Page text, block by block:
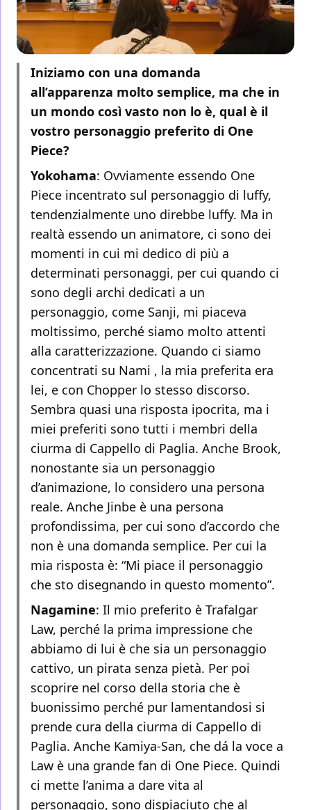
Iniziamo con una domanda
all’apparenza molto semplice, ma che in
un mondo così vasto non lo è, qual è il
vostro personaggio preferito di One
Piece?
Yokohama: Ovviamente essendo One
Piece incentrato sul personaggio di luffy,
tendenzialmente uno direbbe luffy. Ma in
realtà essendo un animatore, ci sono dei
momenti in cui mi dedico di più a
determinati personaggi, per cui quando ci
sono degli archi dedicati a un
personaggio, come Sanji, mi piaceva
moltissimo, perché siamo molto attenti
alla caratterizzazione. Quando ci siamo
concentrati su Nami , la mia preferita era
lei, e con Chopper lo stesso discorso.
Sembra quasi una risposta ipocrita, ma i
miei preferiti sono tutti i membri della
ciurma di Cappello di Paglia. Anche Brook,
nonostante sia un personaggio
d’animazione, lo considero una persona
reale. Anche Jinbe è una persona
profondissima, per cui sono d’accordo che
non è una domanda semplice. Per cui la
mia risposta è: “Mi piace il personaggio
che sto disegnando in questo momento”.
Nagamine: Il mio preferito è Trafalgar
Law, perché la prima impressione che
abbiamo di lui è che sia un personaggio
cattivo, un pirata senza pietà. Per poi
scoprire nel corso della storia che è
buonissimo perché pur lamentandosi si
prende cura della ciurma di Cappello di
Paglia. Anche Kamiya-San, che dá la voce a
Law è una grande fan di One Piece. Quindi
ci mette l’anima a dare vita al
personaggio, sono dispiaciuto che al